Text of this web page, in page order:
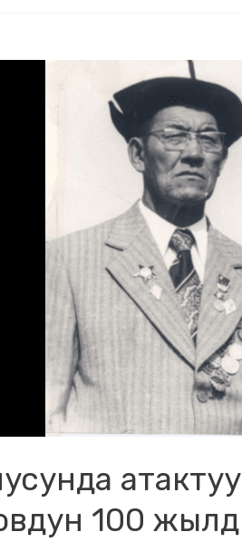
100